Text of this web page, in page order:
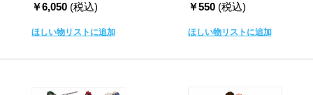
￥6,050 (税込)
ほしい物リストに追加
￥550 (税込)
ほしい物リストに追加